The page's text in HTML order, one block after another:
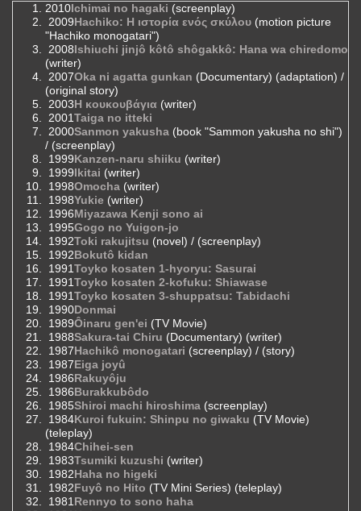
2010Ichimai no hagaki (screenplay)
2009Hachiko: Η ιστορία ενός σκύλου (motion picture
"Hachiko monogatari")
2008Ishiuchi jinjô kôtô shôgakkô: Hana wa chiredomo
(writer)
2007Oka ni agatta gunkan (Documentary) (adaptation) /
(original story)
2003Η κουκουβάγια (writer)
2001Taiga no itteki
2000Sanmon yakusha (book "Sammon yakusha no shi")
/ (screenplay)
1999Kanzen-naru shiiku (writer)
1999Ikitai (writer)
1998Omocha (writer)
1998Yukie (writer)
1996Miyazawa Kenji sono ai
1995Gogo no Yuigon-jo
1992Toki rakujitsu (novel) / (screenplay)
1992Bokutô kidan
1991Toyko kosaten 1-hyoryu: Sasurai
1991Toyko kosaten 2-kofuku: Shiawase
1991Toyko kosaten 3-shuppatsu: Tabidachi
1990Donmai
1989Ôinaru gen'ei (TV Movie)
1988Sakura-tai Chiru (Documentary) (writer)
1987Hachikô monogatari (screenplay) / (story)
1987Eiga joyû
1986Rakuyôju
1986Burakkubôdo
1985Shiroi machi hiroshima (screenplay)
1984Kuroi fukuin: Shinpu no giwaku (TV Movie)
(teleplay)
1984Chihei-sen
1983Tsumiki kuzushi (writer)
1982Haha no higeki
1982Fuyô no Hito (TV Mini Series) (teleplay)
1981 Rennyo to sono haha